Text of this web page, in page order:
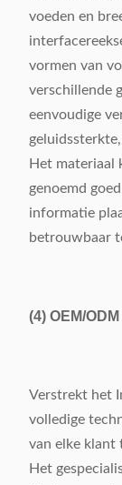
voeden en
vormen van
verschillende
eenvoudige
Het materiaal
genoemd
informatie
betrouwbaar
(4) OEM/ODM
Verstrekt het
volledige
van elke klant
Het